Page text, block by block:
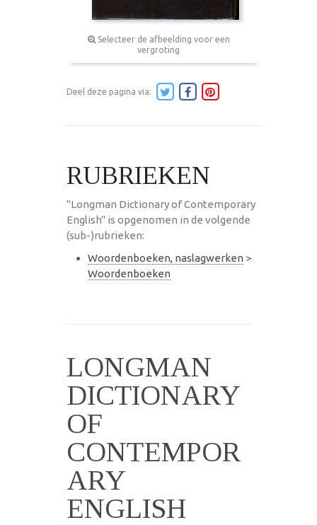
Selecteer de afbeelding voor een
vergroting
Deel deze pagina via:
RUBRIEKEN
"Longman Dictionary of Contemporary
English" is opgenomen in de volgende
(sub-)rubrieken:
Woordenboeken, naslagwerken >
Woordenboeken
LONGMAN
DICTIONARY
OF
CONTEMPOR
ARY
ENGLISH